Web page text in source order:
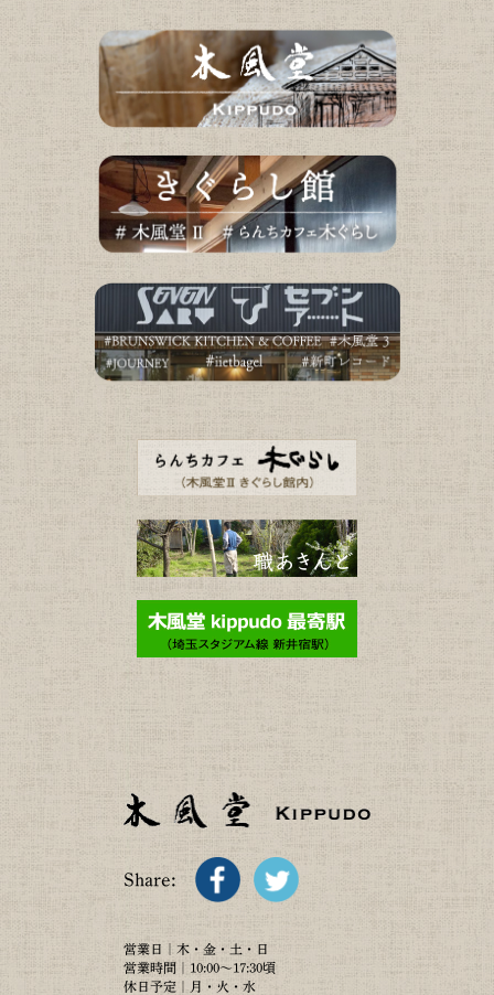
Share:
営業日｜木・金・土・日
営業時間｜10:00～17:30頃
休日予定｜月・火・水